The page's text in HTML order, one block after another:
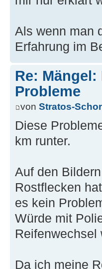
Als wenn man
Erfahrung im
Re:
Probleme
von Stratos-
Diese
km runter.
Auf den
Rostflecken
es kein
Würde mit
Reifenwechsel
Da ich meine